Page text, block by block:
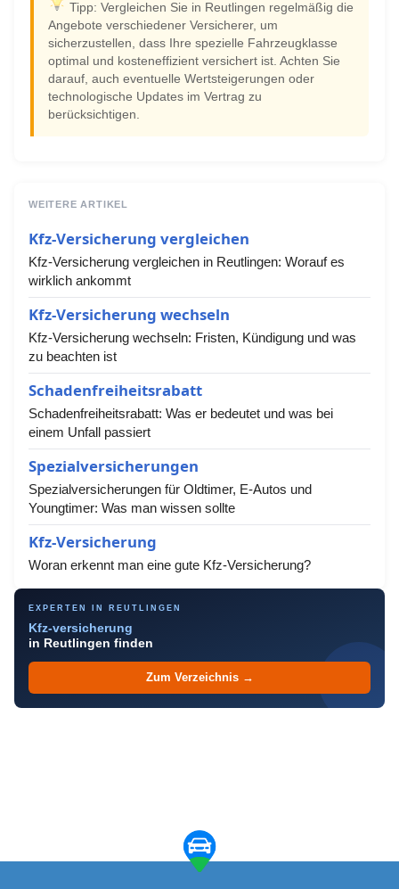
Tipp: Vergleichen Sie in Reutlingen regelmäßig die
Angebote verschiedener Versicherer, um
sicherzustellen, dass Ihre spezielle Fahrzeugklasse
optimal und kosteneffizient versichert ist. Achten Sie
darauf, auch eventuelle Wertsteigerungen oder
technologische Updates im Vertrag zu
berücksichtigen.
WEITERE ARTIKEL
Kfz-Versicherung vergleichen
Kfz-Versicherung vergleichen in Reutlingen: Worauf es
wirklich ankommt
Kfz-Versicherung wechseln
Kfz-Versicherung wechseln: Fristen, Kündigung und was
zu beachten ist
Schadenfreiheitsrabatt
Schadenfreiheitsrabatt: Was er bedeutet und was bei
einem Unfall passiert
Spezialversicherungen
Spezialversicherungen für Oldtimer, E-Autos und
Youngtimer: Was man wissen sollte
Kfz-Versicherung
Woran erkennt man eine gute Kfz-Versicherung?
EXPERTEN IN REUTLINGEN
Kfz-versicherung
in Reutlingen finden
Zum Verzeichnis →